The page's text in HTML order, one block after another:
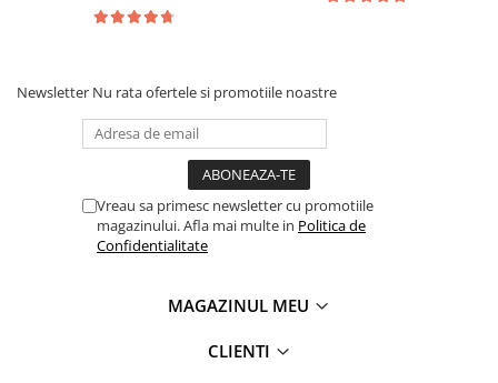
Newsletter Nu rata ofertele si promotiile noastre
Vreau sa primesc newsletter cu promotiile
magazinului. Afla mai multe in Politica de
Confidentialitate
MAGAZINUL MEU
CLIENTI